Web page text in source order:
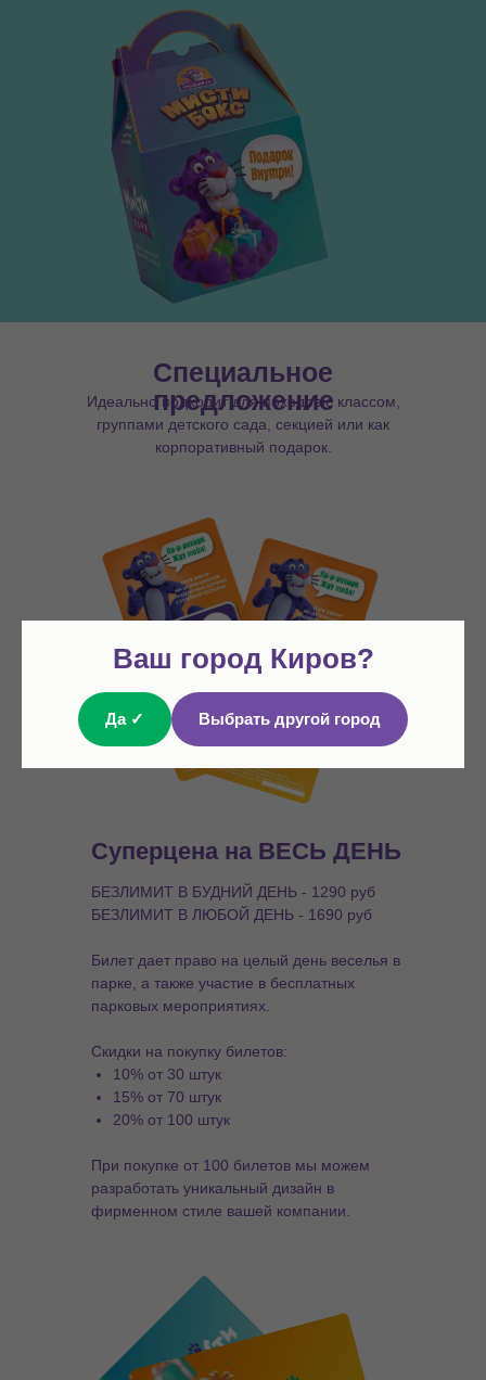
Ваш город Киров?
Да ✓ Выбрать другой город
Идеально подходит для походов с классом,
группами детского сада, секцией или как
корпоративный подарок.
Специальное
предложение
БЕЗЛИМИТ В БУДНИЙ ДЕНЬ - 1290 руб
БЕЗЛИМИТ В ЛЮБОЙ ДЕНЬ - 1690 руб
Билет дает право на целый день веселья в
парке, а также участие в бесплатных
парковых мероприятиях.
Скидки на покупку билетов:
10% от 30 штук
15% от 70 штук
20% от 100 штук
При покупке от 100 билетов мы можем
разработать уникальный дизайн в
фирменном стиле вашей компании.
Суперцена на ВЕСЬ ДЕНЬ